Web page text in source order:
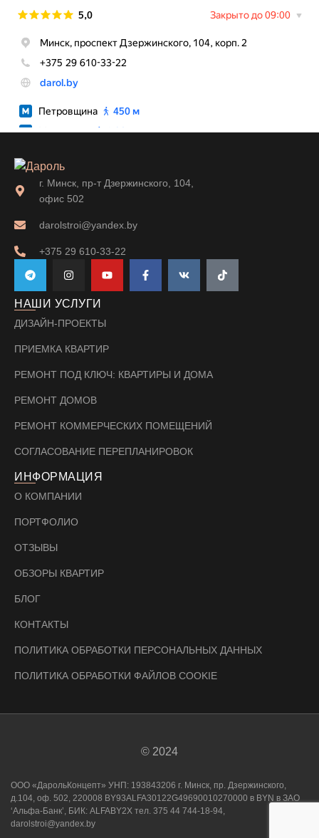
г. Минск, пр-т Дзержинского, 104,
офис 502
darolstroi@yandex.by
+375 29 610-33-22
НАШИ УСЛУГИ
ДИЗАЙН-ПРОЕКТЫ
ПРИЕМКА КВАРТИР
РЕМОНТ ПОД КЛЮЧ: КВАРТИРЫ И ДОМА
РЕМОНТ ДОМОВ
РЕМОНТ КОММЕРЧЕСКИХ ПОМЕЩЕНИЙ
СОГЛАСОВАНИЕ ПЕРЕПЛАНИРОВОК
ИНФОРМАЦИЯ
О КОМПАНИИ
ПОРТФОЛИО
ОТЗЫВЫ
ОБЗОРЫ КВАРТИР
БЛОГ
КОНТАКТЫ
ПОЛИТИКА ОБРАБОТКИ ПЕРСОНАЛЬНЫХ ДАННЫХ
ПОЛИТИКА ОБРАБОТКИ ФАЙЛОВ COOKIE
© 2024
ООО «ДарольКонцепт» УНП: 193843206 г. Минск, пр. Дзержинского,
д.104, оф. 502, 220008 BY93ALFA30122G49690010270000 в BYN в ЗАО
‘Альфа-Банк’, БИК: ALFABY2X тел. 375 44 744-18-94,
darolstroi@yandex.by